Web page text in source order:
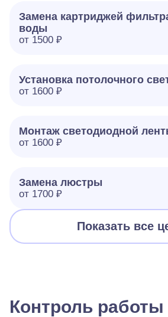
Замена картриджей
воды
от 1500 ₽
Установка потолочного
от 1600 ₽
Монтаж светодиодной
от 1600 ₽
Замена люстры
от 1700 ₽
Показать все
Контроль